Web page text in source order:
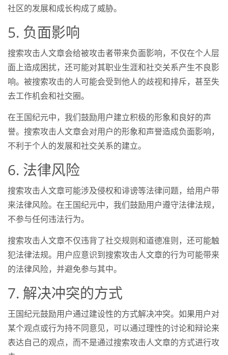
社区的发展和成长构成了威胁。
5. 负面影响
搜索攻击人文章会给被攻击者带来负面影响，不仅在个人层
面上造成困扰，还可能对其职业生涯和社交关系产生不良影
响。被搜索攻击的人可能会受到他人的歧视和排斥，甚至失
去工作机会和社交圈。
在王国纪元中，我们鼓励用户建立积极的形象和良好的声
誉。搜索攻击人文章会对用户的形象和声誉造成负面影响，
不利于个人的发展和社交关系的建立。
6. 法律风险
搜索攻击人文章可能涉及侵权和诽谤等法律问题，给用户带
来法律风险。在王国纪元中，我们鼓励用户遵守法律法规，
不参与任何违法行为。
搜索攻击人文章不仅违背了社交规则和道德准则，还可能触
犯法律法规。用户应意识到搜索攻击人文章的行为可能带来
的法律风险，并避免参与其中。
7. 解决冲突的方式
王国纪元鼓励用户通过建设性的方式解决冲突。如果用户对
某个观点或行为持不同意见，可以通过理性的讨论和辩论来
表达自己的观点，而不是通过搜索攻击人文章的方式进行攻